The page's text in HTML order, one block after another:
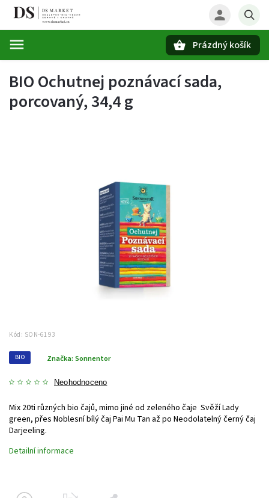
Prázdný košík
BIO Ochutnej poznávací sada,
porcovaný, 34,4 g
Kód: SON-6193
BIO
Neohodnoceno
Značka: Sonnentor
Mix 20ti různých bio čajů, mimo jiné od zeleného čaje Svěží Lady
green, přes Noblesní bílý čaj Pai Mu Tan až po Neodolatelný černý čaj
Darjeeling.
Detailní informace